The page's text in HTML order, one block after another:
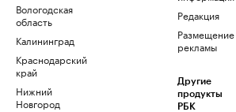
Вологодская
область
Калининград
Краснодарский
край
Нижний
Новгород
Редакция
Размещение
рекламы
Другие
продукты
РБК